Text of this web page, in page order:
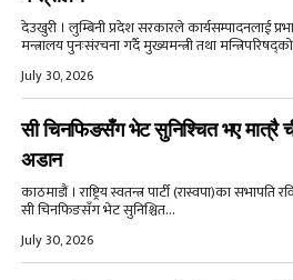
देउखुरी । लुम्बिनी प्रदेश सरकारले कार्यसम्पादनलाई
मन्त्रालय पुनःसंरचना गर्दै मुख्यमन्त्री तथा
July 30, 2026
सी चिनफिङसँग भेट सुनिश्चित भए मात्रै
अडान
काठमाडौं । राष्ट्रिय स्वतन्त्र पार्टी (रास्वपा)का सभापति
सी चिनफिङसँग भेट सुनिश्चित...
July 30, 2026